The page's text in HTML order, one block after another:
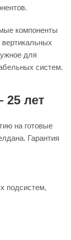
компоненты
для
систем.
25 лет
на готовые
Гарантия
подсистем,